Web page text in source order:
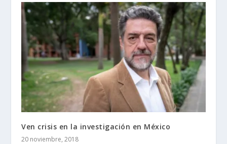
Ven crisis en la investigación en México
20 noviembre, 2018